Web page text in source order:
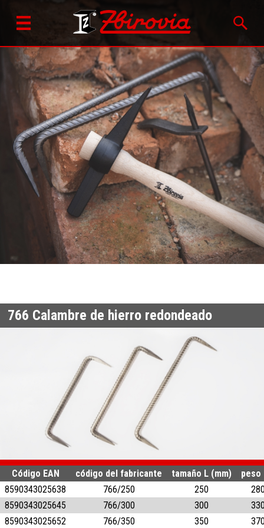
766 Calambre de hierro redondeado
Código EAN código del fabricante tamaño L (mm)
peso
8590343025638
766/250 250
8590343025645
766/300 300
8590343025652
766/350 350